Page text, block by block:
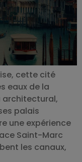
cette cité
eaux de la
architectural,
palais
une expérience
Saint-Marc
les canaux,